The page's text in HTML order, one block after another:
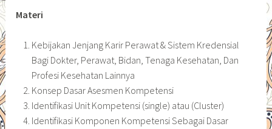
Materi
Kebijakan Jenjang Karir Perawat & Sistem Kredensial
Bagi Dokter, Perawat, Bidan, Tenaga Kesehatan, Dan
Profesi Kesehatan Lainnya
Konsep Dasar Asesmen Kompetensi
Identifikasi Unit Kompetensi (single) atau (Cluster)
Identifikasi Komponen Kompetensi Sebagai Dasar